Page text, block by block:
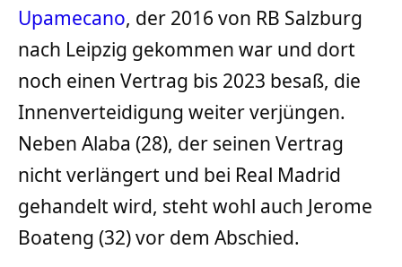
Upamecano, der 2016 von RB Salzburg
nach Leipzig gekommen war und dort
noch einen Vertrag bis 2023 besaß, die
Innenverteidigung weiter verjüngen.
Neben Alaba (28), der seinen Vertrag
nicht verlängert und bei Real Madrid
gehandelt wird, steht wohl auch Jerome
Boateng (32) vor dem Abschied.